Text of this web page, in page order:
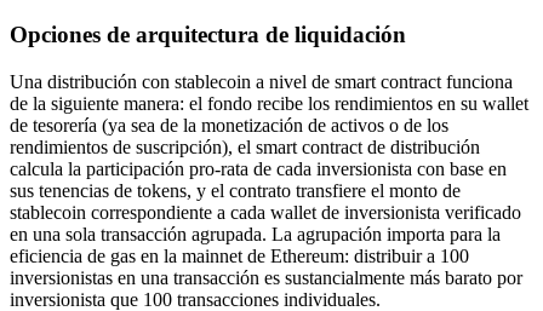
Opciones de arquitectura de liquidación
Una distribución con stablecoin a nivel de smart contract funciona
de la siguiente manera: el fondo recibe los rendimientos en su wallet
de tesorería (ya sea de la monetización de activos o de los
rendimientos de suscripción), el smart contract de distribución
calcula la participación pro-rata de cada inversionista con base en
sus tenencias de tokens, y el contrato transfiere el monto de
stablecoin correspondiente a cada wallet de inversionista verificado
en una sola transacción agrupada. La agrupación importa para la
eficiencia de gas en la mainnet de Ethereum: distribuir a 100
inversionistas en una transacción es sustancialmente más barato por
inversionista que 100 transacciones individuales.